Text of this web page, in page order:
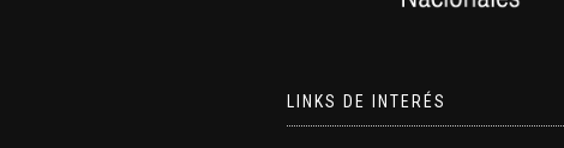
LINKS DE INTERÉS